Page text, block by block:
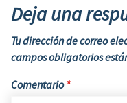
Deja una
Tu dirección de correo
campos obligatorios
Comentario *